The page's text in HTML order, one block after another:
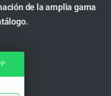
de la amplia gama